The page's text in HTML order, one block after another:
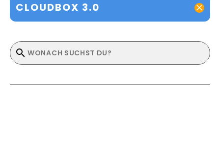
CLOUDBOX 3.0